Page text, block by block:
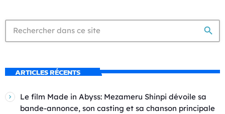
search
ARTICLES RÉCENTS
Le film Made in Abyss: Mezameru Shinpi dévoile sa
bande-annonce, son casting et sa chanson principale